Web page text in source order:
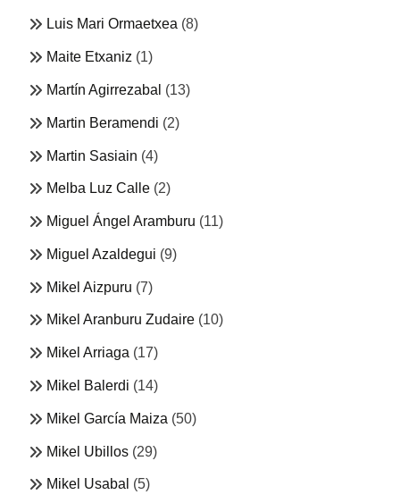
Luis Mari Ormaetxea (8)
Maite Etxaniz (1)
Martín Agirrezabal (13)
Martin Beramendi (2)
Martin Sasiain (4)
Melba Luz Calle (2)
Miguel Ángel Aramburu (11)
Miguel Azaldegui (9)
Mikel Aizpuru (7)
Mikel Aranburu Zudaire (10)
Mikel Arriaga (17)
Mikel Balerdi (14)
Mikel García Maiza (50)
Mikel Ubillos (29)
Mikel Usabal (5)